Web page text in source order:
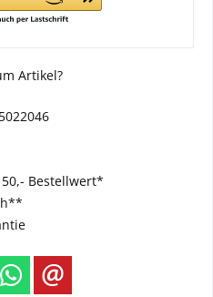
Artikel?
Bestellwert*